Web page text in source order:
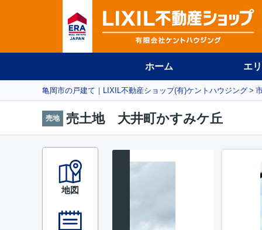
ホーム エ
亀岡市の戸建て｜LIXIL不動産ショップ(有)ケントハウジング
売地 売土地 大井町かすみケ丘
地図